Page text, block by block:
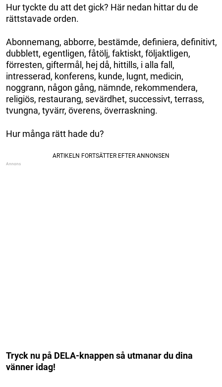
Hur tyckte du att det gick? Här nedan hittar du de
rättstavade orden.
Abonnemang, abborre, bestämde, definiera, definitivt,
dubblett, egentligen, fåtölj, faktiskt, följaktligen,
förresten, giftermål, hej då, hittills, i alla fall,
intresserad, konferens, kunde, lugnt, medicin,
noggrann, någon gång, nämnde, rekommendera,
religiös, restaurang, sevärdhet, successivt, terrass,
tvungna, tyvärr, överens, överraskning.
Hur många rätt hade du?
Tryck nu på DELA-knappen så utmanar du dina
vänner idag!